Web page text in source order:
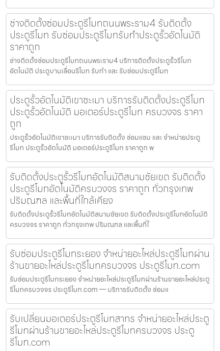
ช่างติดตั้งซ่อมประตูรีโมทถนนพระราม4 รับติดตั้ง
ประตูรีโมท รับซ่อมประตูรีโมทรับทำประตูรั้วอัตโนมัติ
ราคาถูก
ช่างติดตั้งซ่อมประตูรีโมทถนนพระราม4 บริการติดตั้งประตูรั้วรีโมท
อัตโนมัติ ประตูบานเลื่อนรีโมท รับทำ และ รับซ่อมประตูรีโมท
ประตูรั้วอัตโนมัติเขาชะเมา บริการรับติดตั้งประตูรีโมท
ประตูรั้วอัตโนมัติ มอเตอร์ประตูรีโมท ครบวงจร ราคา
ถูก
ประตูรั้วอัตโนมัติเขาชะเมา บริการรับติดตั้ง ซ่อมแซม และ จำหน่ายประตู
รีโมท ประตูรั้วอัตโนมัติ มอเตอร์ประตูรีโมท ราคาถูก พ
รับติดตั้งประตูรั้วรีโมทอัตโนมัติสนามชัยเขต รับติดตั้ง
ประตูรีโมทอัตโนมัติครบวงจร ราคาถูก ทั่วกรุงเทพ
ปริมณฑล และพื้นที่ใกล้เคียง
รับติดตั้งประตูรั้วรีโมทอัตโนมัติสนามชัยเขต รับติดตั้งประตูรีโมทอัตโนมัติ
ครบวงจร ราคาถูก ทั่วกรุงเทพ ปริมณฑล และพื้นที่ใ
รับซ่อมประตูรีโมทระยอง จำหน่ายอะไหล่ประตูรีโมทผ่าน
ร้านขายอะไหล่ประตูรีโมทครบวงจร ประตูรีโมท.com
รับซ่อมประตูรีโมทระยอง จำหน่ายอะไหล่ประตูรีโมทผ่านร้านขายอะไหล่ประตู
รีโมทครบวงจร ประตูรีโมท.com — บริการรับติดตั้ง ซ่อมแ
รับเปลี่ยนมอเตอร์ประตูรีโมทสาทร จำหน่ายอะไหล่ประตู
รีโมทผ่านร้านขายอะไหล่ประตูรีโมทครบวงจร ประตู
รีโมท.com